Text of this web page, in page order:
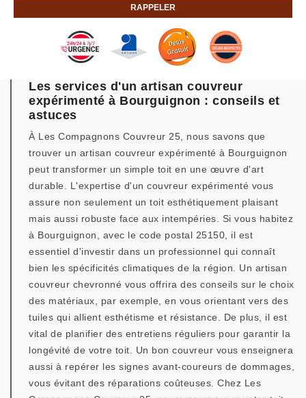
Les services d'un artisan couvreur
expérimenté à Bourguignon : conseils et
astuces
À Les Compagnons Couvreur 25, nous savons que
trouver un artisan couvreur expérimenté à Bourguignon
peut transformer un simple toit en une œuvre d'art
durable. L'expertise d'un couvreur expérimenté vous
assure non seulement un toit esthétiquement plaisant
mais aussi robuste face aux intempéries. Si vous habitez
à Bourguignon, avec le code postal 25150, il est
essentiel d'investir dans un professionnel qui connaît
bien les spécificités climatiques de la région. Un artisan
couvreur chevronné vous offrira des conseils sur le choix
des matériaux, par exemple, en vous orientant vers des
tuiles qui allient esthétisme et résistance. De plus, il est
vital de planifier des entretiens réguliers pour garantir la
longévité de votre toit. Un bon couvreur vous enseignera
aussi à repérer les signes avant-coureurs de dommages,
vous évitant des réparations coûteuses. Chez Les